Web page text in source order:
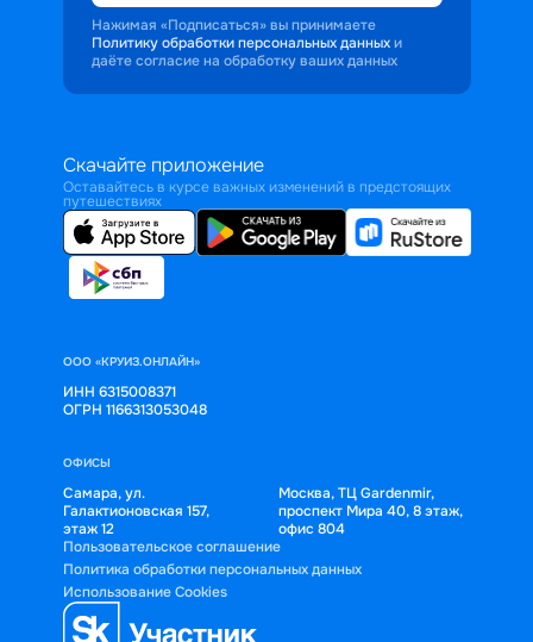
Нажимая «Подписаться» вы принимаете
Политику обработки персональных данных и
даёте согласие на обработку ваших данных
Скачайте приложение
Оставайтесь в курсе важных изменений в предстоящих
путешествиях
ООО «КРУИЗ.ОНЛАЙН»
ИНН 6315008371
ОГРН 1166313053048
ОФИСЫ
Самара, ул.
Галактионовская 157,
этаж 12
Москва, ТЦ Gardenmir,
проспект Мира 40, 8 этаж,
офис 804
Пользовательское соглашение
Политика обработки персональных данных
Использование Cookies